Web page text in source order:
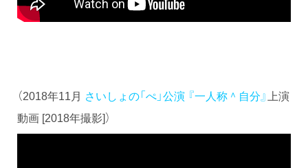
（2018年11月 さいしょの「ぺ」公演 『一人称＾自分』上演
動画 [2018年撮影]）